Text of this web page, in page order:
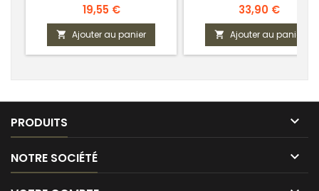
Prix
19,55 €
 Ajouter au panier
Prix
33,90 €
 Ajouter au panier
PRODUITS 
NOTRE SOCIÉTÉ 